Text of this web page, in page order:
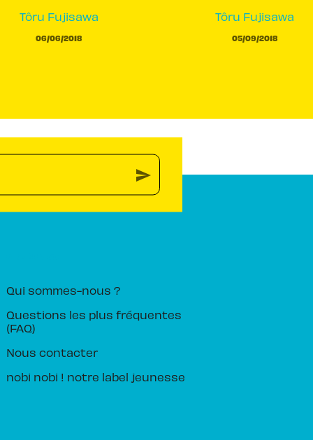
Tôru Fujisawa
06/06/2018
Tôru Fujisawa
05/09/2018
send
Qui sommes-nous ?
Questions les plus fréquentes
(FAQ)
Nous contacter
nobi nobi ! notre label jeunesse